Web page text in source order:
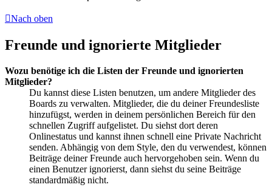
Nach oben
Freunde und ignorierte Mitglieder
Wozu benötige ich die Listen der Freunde und ignorierten
Mitglieder?
Du kannst diese Listen benutzen, um andere Mitglieder des
Boards zu verwalten. Mitglieder, die du deiner Freundesliste
hinzufügst, werden in deinem persönlichen Bereich für den
schnellen Zugriff aufgelistet. Du siehst dort deren
Onlinestatus und kannst ihnen schnell eine Private Nachricht
senden. Abhängig von dem Style, den du verwendest, können
Beiträge deiner Freunde auch hervorgehoben sein. Wenn du
einen Benutzer ignorierst, dann siehst du seine Beiträge
standardmäßig nicht.